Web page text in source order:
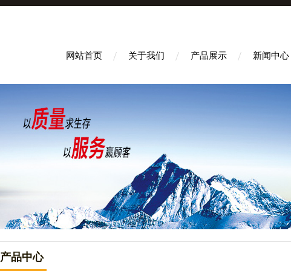
网站首页 关于我们 产品展示 新闻中心
产品中心